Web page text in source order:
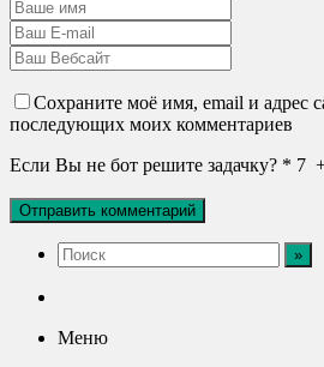
Сохраните моё имя, email и адрес
последующих моих комментариев
Если Вы не бот решите задачку? * 7
Меню